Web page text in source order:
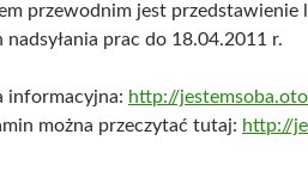
przewodnim jest
nadsyłania prac do 18.04.2011 r.
informacyjna: http://
można przeczytać tutaj: http://